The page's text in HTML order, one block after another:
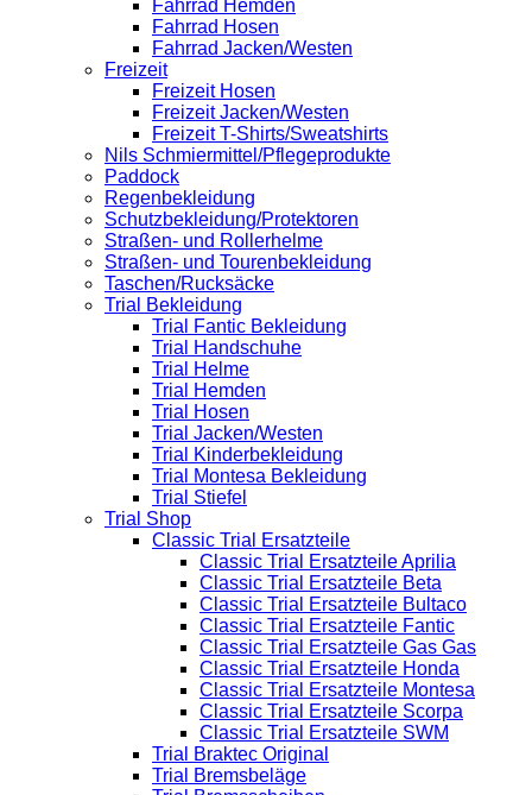
Fahrrad Hemden
Fahrrad Hosen
Fahrrad Jacken/Westen
Freizeit
Freizeit Hosen
Freizeit Jacken/Westen
Freizeit T-Shirts/Sweatshirts
Nils Schmiermittel/Pflegeprodukte
Paddock
Regenbekleidung
Schutzbekleidung/Protektoren
Straßen- und Rollerhelme
Straßen- und Tourenbekleidung
Taschen/Rucksäcke
Trial Bekleidung
Trial Fantic Bekleidung
Trial Handschuhe
Trial Helme
Trial Hemden
Trial Hosen
Trial Jacken/Westen
Trial Kinderbekleidung
Trial Montesa Bekleidung
Trial Stiefel
Trial Shop
Classic Trial Ersatzteile
Classic Trial Ersatzteile Aprilia
Classic Trial Ersatzteile Beta
Classic Trial Ersatzteile Bultaco
Classic Trial Ersatzteile Fantic
Classic Trial Ersatzteile Gas Gas
Classic Trial Ersatzteile Honda
Classic Trial Ersatzteile Montesa
Classic Trial Ersatzteile Scorpa
Classic Trial Ersatzteile SWM
Trial Braktec Original
Trial Bremsbeläge